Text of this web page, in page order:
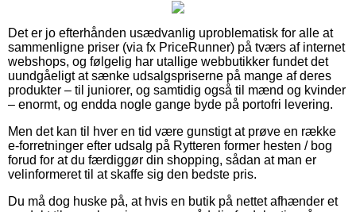
Det er jo efterhånden usædvanlig uproblematisk for alle at
sammenligne priser (via fx PriceRunner) på tværs af internet
webshops, og følgelig har utallige webbutikker fundet det
uundgåeligt at sænke udsalgspriserne på mange af deres
produkter – til juniorer, og samtidig også til mænd og kvinder
– enormt, og endda nogle gange byde på portofri levering.
Men det kan til hver en tid være gunstigt at prøve en række
e-forretninger efter udsalg på Rytteren former hesten / bog
forud for at du færdiggør din shopping, sådan at man er
velinformeret til at skaffe sig den bedste pris.
Du må dog huske på, at hvis en butik på nettet afhænder et